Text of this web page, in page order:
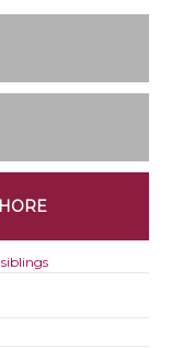
siblings